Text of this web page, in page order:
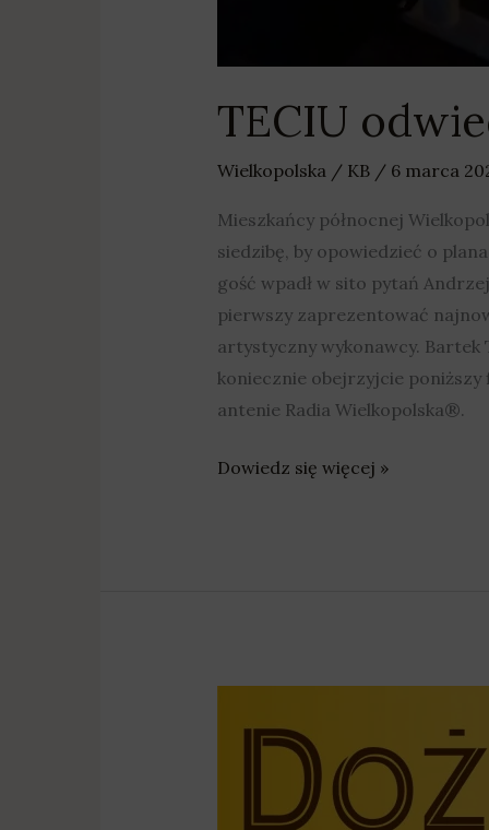
TECIU
Wielkopolska / KB / 6 marca
Mieszkańcy północnej
siedzibę, by opowiedzieć o
gość wpadł w sito pytań
pierwszy zaprezentować
artystyczny wykonawcy. Bartek
koniecznie obejrzyjcie poniższy
antenie Radia Wielkopolska®.
Dowiedz się więcej »
Twe